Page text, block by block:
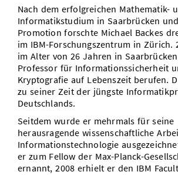
Nach dem erfolgreichen Mathematik-
Informatikstudium in Saarbrücken
Promotion forschte Michael Backes
im IBM-Forschungszentrum in Zürich.
im Alter von 26 Jahren in
Professor für Informationssicherheit
Kryptografie auf Lebenszeit berufen.
zu seiner Zeit der jüngste
Deutschlands.
Seitdem wurde er mehrmals für seine
herausragende wissenschaftliche
Informationstechnologie
er zum Fellow der Max-Planck-
ernannt, 2008 erhielt er den IBM